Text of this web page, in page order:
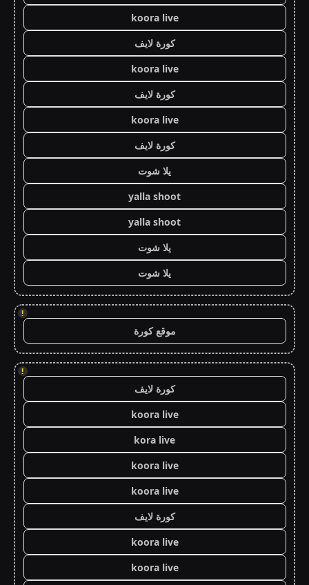
koora live
كورة لايف
koora live
كورة لايف
koora live
كورة لايف
يلا شوت
yalla shoot
yalla shoot
يلا شوت
يلا شوت
!
موقع كورة
!
كورة لايف
koora live
kora live
koora live
koora live
كورة لايف
koora live
koora live